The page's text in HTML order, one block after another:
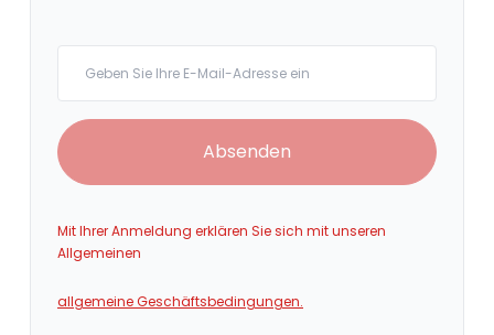
Absenden
Mit Ihrer Anmeldung erklären Sie sich mit unseren
Allgemeinen
allgemeine Geschäftsbedingungen.